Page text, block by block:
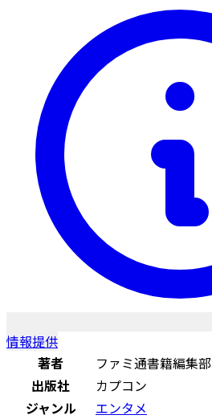
情報提供
著者
ファミ通書籍編集部
出版社
カプコン
ジャンル
エンタメ